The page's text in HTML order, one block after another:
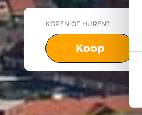
KOPEN OF HUREN?
Koop